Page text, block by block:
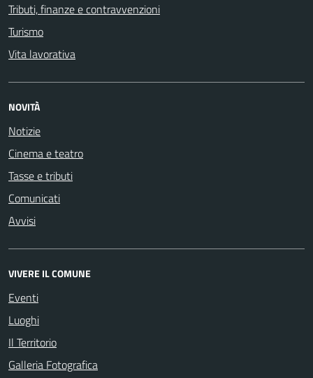
Tributi, finanze e contravvenzioni
Turismo
Vita lavorativa
NOVITÀ
Notizie
Cinema e teatro
Tasse e tributi
Comunicati
Avvisi
VIVERE IL COMUNE
Eventi
Luoghi
Il Territorio
Galleria Fotografica